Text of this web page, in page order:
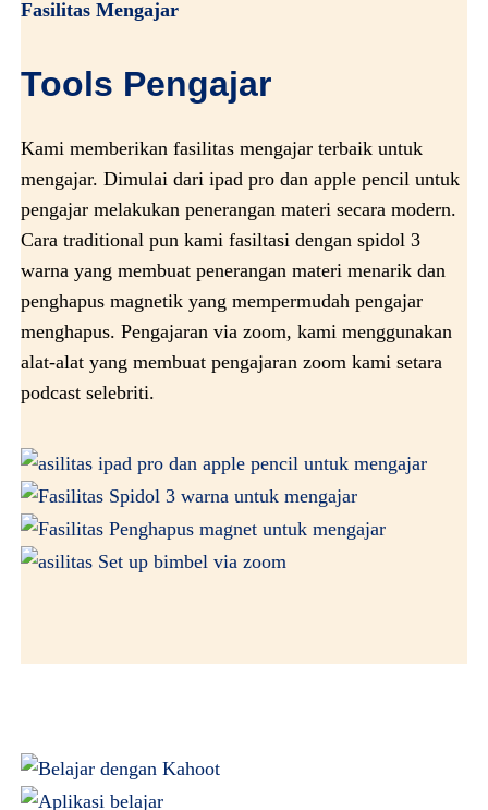
Fasilitas Mengajar
Tools Pengajar
Kami memberikan fasilitas mengajar terbaik untuk
mengajar. Dimulai dari ipad pro dan apple pencil untuk
pengajar melakukan penerangan materi secara modern.
Cara traditional pun kami fasiltasi dengan spidol 3
warna yang membuat penerangan materi menarik dan
penghapus magnetik yang mempermudah pengajar
menghapus. Pengajaran via zoom, kami menggunakan
alat-alat yang membuat pengajaran zoom kami setara
podcast selebriti.